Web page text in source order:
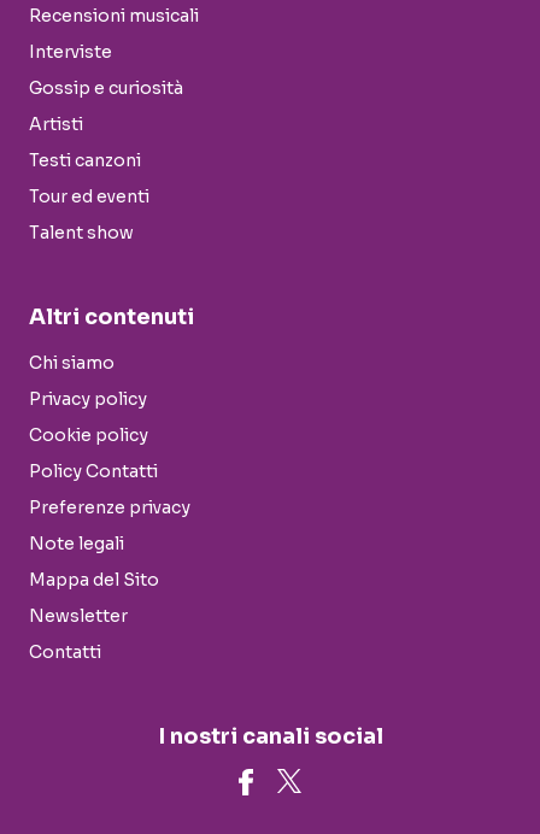
Recensioni musicali
Interviste
Gossip e curiosità
Artisti
Testi canzoni
Tour ed eventi
Talent show
Altri contenuti
Chi siamo
Privacy policy
Cookie policy
Policy Contatti
Preferenze privacy
Note legali
Mappa del Sito
Newsletter
Contatti
I nostri canali social